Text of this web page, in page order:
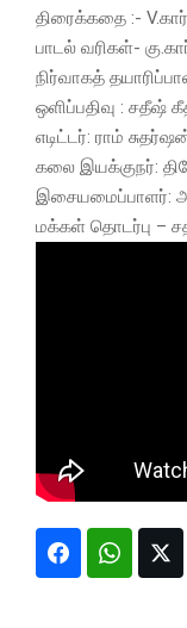
திரைக்கதை :-
பாடல் வரிகள்-
நிர்வாகத்
ஒளிப்பதிவு : சதீஷ்
எடிட்டர்: ராம்
கலை இயக்குநர்:
இசையமைப்பாளர்:
மக்கள் தொடர்பு –